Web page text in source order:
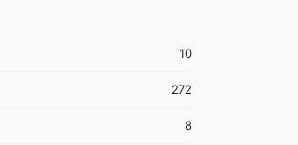
10
272
8